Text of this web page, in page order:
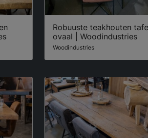
Robuuste teakhouten
ovaal | Woodindustries
Woodindustries